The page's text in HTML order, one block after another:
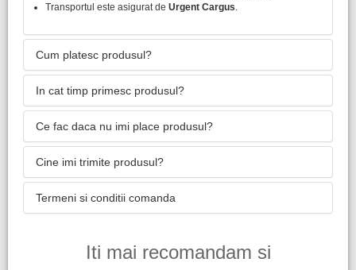
Transportul este asigurat de Urgent Cargus.
Cum platesc produsul?
In cat timp primesc produsul?
Ce fac daca nu imi place produsul?
Cine imi trimite produsul?
Termeni si conditii comanda
Iti mai recomandam si